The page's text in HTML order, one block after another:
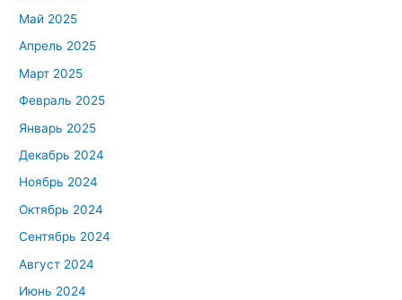
Май 2025
Апрель 2025
Март 2025
Февраль 2025
Январь 2025
Декабрь 2024
Ноябрь 2024
Октябрь 2024
Сентябрь 2024
Август 2024
Июнь 2024